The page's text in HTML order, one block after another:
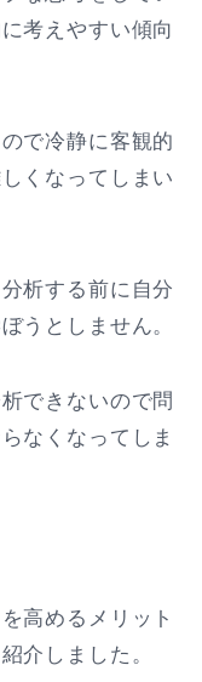
考えやすい傾向
で冷静に客観的
くなってしまい
析する前に自分
うとしません。
できないので問
なくなってしま
高めるメリット
介しました。